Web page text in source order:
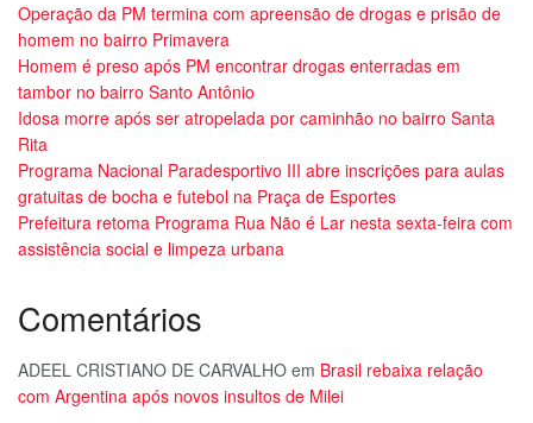
Operação da PM termina com apreensão de drogas e prisão de
homem no bairro Primavera
Homem é preso após PM encontrar drogas enterradas em
tambor no bairro Santo Antônio
Idosa morre após ser atropelada por caminhão no bairro Santa
Rita
Programa Nacional Paradesportivo III abre inscrições para aulas
gratuitas de bocha e futebol na Praça de Esportes
Prefeitura retoma Programa Rua Não é Lar nesta sexta-feira com
assistência social e limpeza urbana
Comentários
ADEEL CRISTIANO DE CARVALHO em Brasil rebaixa relação
com Argentina após novos insultos de Milei